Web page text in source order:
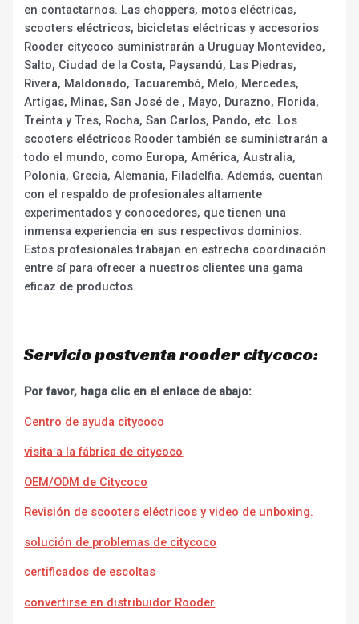
en contactarnos. Las choppers, motos eléctricas,
scooters eléctricos, bicicletas eléctricas y accesorios
Rooder citycoco suministrarán a Uruguay Montevideo,
Salto, Ciudad de la Costa, Paysandú, Las Piedras,
Rivera, Maldonado, Tacuarembó, Melo, Mercedes,
Artigas, Minas, San José de , Mayo, Durazno, Florida,
Treinta y Tres, Rocha, San Carlos, Pando, etc. Los
scooters eléctricos Rooder también se suministrarán a
todo el mundo, como Europa, América, Australia,
Polonia, Grecia, Alemania, Filadelfia. Además, cuentan
con el respaldo de profesionales altamente
experimentados y conocedores, que tienen una
inmensa experiencia en sus respectivos dominios.
Estos profesionales trabajan en estrecha coordinación
entre sí para ofrecer a nuestros clientes una gama
eficaz de productos.
Servicio postventa rooder citycoco:
Por favor, haga clic en el enlace de abajo:
Centro de ayuda citycoco
visita a la fábrica de citycoco
OEM/ODM de Citycoco
Revisión de scooters eléctricos y video de unboxing.
solución de problemas de citycoco
certificados de escoltas
convertirse en distribuidor Rooder